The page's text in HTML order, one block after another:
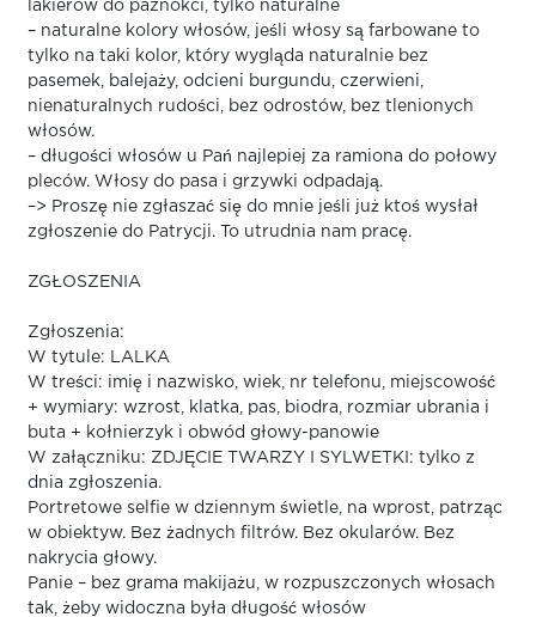
lakierów do paznokci, tylko naturalne
– naturalne kolory włosów, jeśli włosy są farbowane to
tylko na taki kolor, który wygląda naturalnie bez
pasemek, balejaży, odcieni burgundu, czerwieni,
nienaturalnych rudości, bez odrostów, bez tlenionych
włosów.
– długości włosów u Pań najlepiej za ramiona do połowy
pleców. Włosy do pasa i grzywki odpadają.
–> Proszę nie zgłaszać się do mnie jeśli już ktoś wysłał
zgłoszenie do Patrycji. To utrudnia nam pracę.
ZGŁOSZENIA
Zgłoszenia:
W tytule: LALKA
W treści: imię i nazwisko, wiek, nr telefonu, miejscowość
+ wymiary: wzrost, klatka, pas, biodra, rozmiar ubrania i
buta + kołnierzyk i obwód głowy-panowie
W załączniku: ZDJĘCIE TWARZY I SYLWETKI: tylko z
dnia zgłoszenia.
Portretowe selfie w dziennym świetle, na wprost, patrząc
w obiektyw. Bez żadnych filtrów. Bez okularów. Bez
nakrycia głowy.
Panie – bez grama makijażu, w rozpuszczonych włosach
tak, żeby widoczna była długość włosów